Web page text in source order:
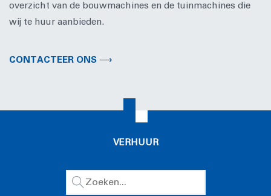
overzicht van de bouwmachines en de tuinmachines die
wij te huur aanbieden.
CONTACTEER ONS ⟶
VERHUUR